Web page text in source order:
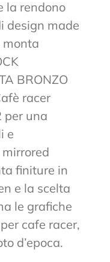
la rendono
design made
monta
BRONZO
racer
per una
e
finiture in
e la scelta
le grafiche
cafe racer,
d’epoca.